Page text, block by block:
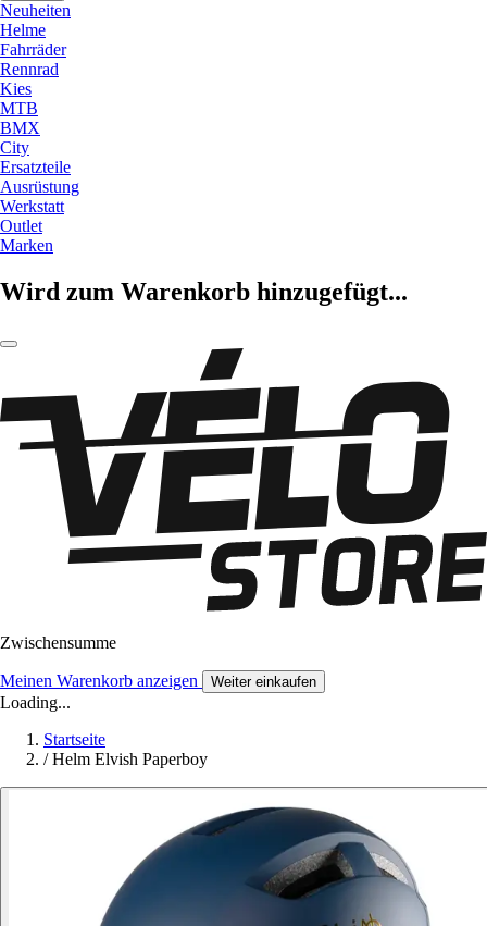
Neuheiten
Helme
Fahrräder
Rennrad
Kies
MTB
BMX
City
Ersatzteile
Ausrüstung
Werkstatt
Outlet
Marken
Wird zum Warenkorb hinzugefügt...
Zwischensumme
Meinen Warenkorb anzeigen Weiter einkaufen
Loading...
Startseite
/ Helm Elvish Paperboy